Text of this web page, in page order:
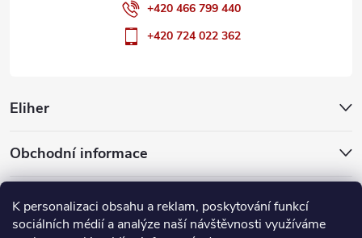
K personalizaci obsahu a reklam, poskytování funkcí
sociálních médií a analýze naší návštěvnosti využíváme
Eliher
Obchodní informace
Partnerské weby
+420 466 799 440
+420 724 022 362